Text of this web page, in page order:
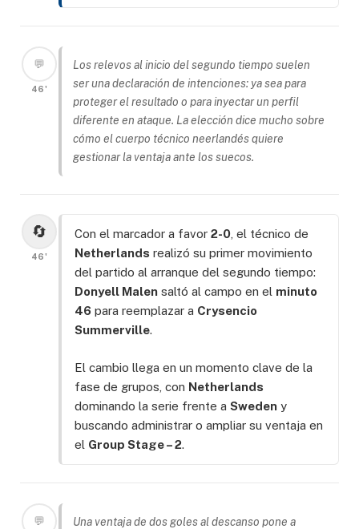
💬
46'
Los relevos al inicio del segundo tiempo suelen
ser una declaración de intenciones: ya sea para
proteger el resultado o para inyectar un perfil
diferente en ataque. La elección dice mucho sobre
cómo el cuerpo técnico neerlandés quiere
gestionar la ventaja ante los suecos.
🔄
46'
Con el marcador a favor 2-0 , el técnico de
Netherlands realizó su primer movimiento
del partido al arranque del segundo tiempo:
Donyell Malen saltó al campo en el minuto
46 para reemplazar a Crysencio
Summerville.
El cambio llega en un momento clave de la
fase de grupos, con Netherlands
dominando la serie frente a Sweden y
buscando administrar o ampliar su ventaja en
el Group Stage – 2.
💬
Una ventaja de dos goles al descanso pone a